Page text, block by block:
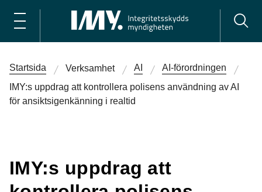
Startsida Verksamhet AI
AI-förordningen
IMY:s uppdrag att kontrollera polisens användning av AI
för ansiktsigenkänning i realtid
IMY:s uppdrag att